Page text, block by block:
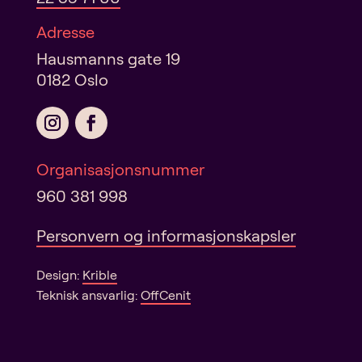
Adresse
Hausmanns gate 19
0182 Oslo
Organisasjonsnummer
960 381 998
Personvern og informasjonskapsler
Design: Krible
Teknisk ansvarlig: OffCenit